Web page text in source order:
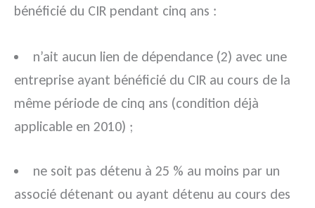
bénéficié du CIR pendant cinq ans :
n’ait aucun lien de dépendance (2) avec une
entreprise ayant bénéficié du CIR au cours de la
même période de cinq ans (condition déjà
applicable en 2010) ;
ne soit pas détenu à 25 % au moins par un
associé détenant ou ayant détenu au cours des